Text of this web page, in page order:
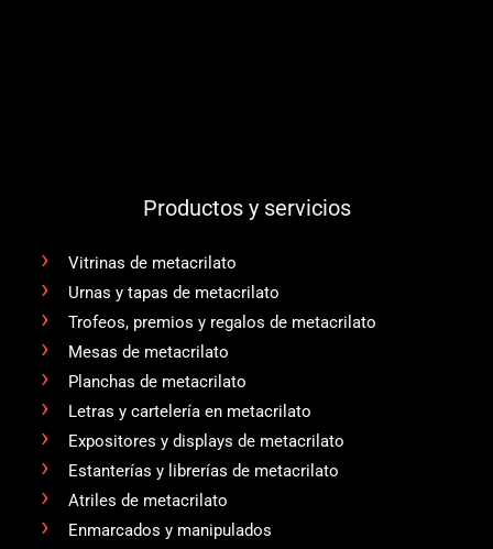
Productos y servicios
Vitrinas de metacrilato
Urnas y tapas de metacrilato
Trofeos, premios y regalos de metacrilato
Mesas de metacrilato
Planchas de metacrilato
Letras y cartelería en metacrilato
Expositores y displays de metacrilato
Estanterías y librerías de metacrilato
Atriles de metacrilato
Enmarcados y manipulados